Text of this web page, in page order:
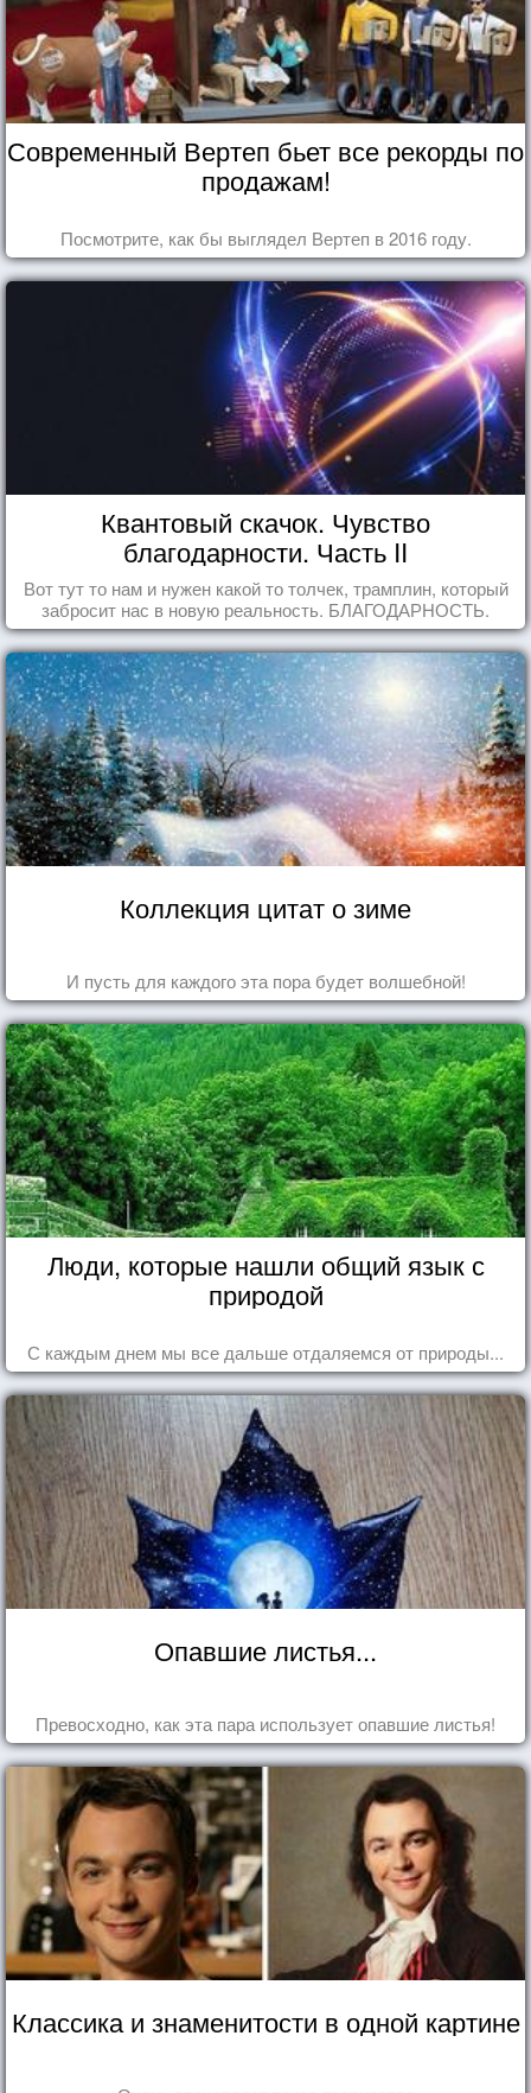
Современный Вертеп бьет все рекорды по
продажам!
Посмотрите, как бы выглядел Вертеп в 2016 году.
Квантовый скачок. Чувство
благодарности. Часть II
Вот тут то нам и нужен какой то толчек, трамплин, который
забросит нас в новую реальность. БЛАГОДАРНОСТЬ.
Коллекция цитат о зиме
И пусть для каждого эта пора будет волшебной!
Люди, которые нашли общий язык с
природой
С каждым днем мы все дальше отдаляемся от природы...
Опавшие листья...
Превосходно, как эта пара использует опавшие листья!
Классика и знаменитости в одной картине